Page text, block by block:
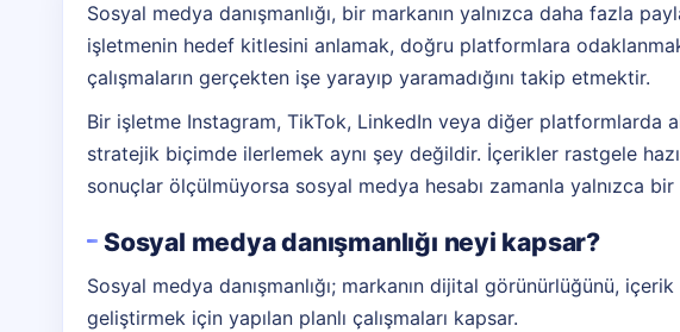
Sosyal medya danışmanlığı, bir markanın yalnızca daha fazla
işletmenin hedef kitlesini anlamak, doğru platformlara
çalışmaların gerçekten işe yarayıp yaramadığını takip etmektir.
Bir işletme Instagram, TikTok, LinkedIn veya diğer platformlarda
stratejik biçimde ilerlemek aynı şey değildir. İçerikler rastgele
sonuçlar ölçülmüyorsa sosyal medya hesabı zamanla yalnızca
Sosyal medya danışmanlığı neyi kapsar?
Sosyal medya danışmanlığı; markanın dijital görünürlüğünü,
geliştirmek için yapılan planlı çalışmaları kapsar.